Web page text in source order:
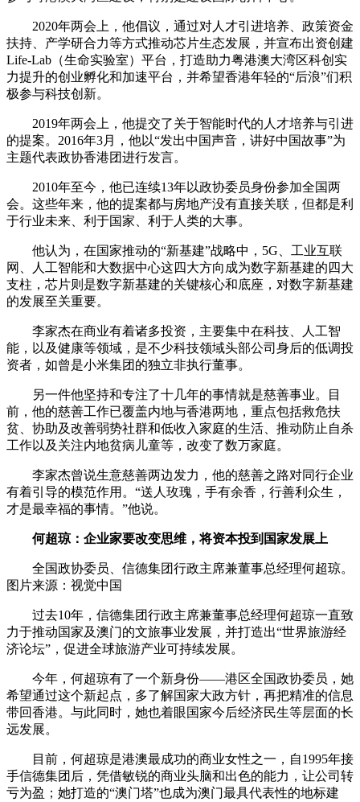
2020年两会上，他倡议，通过对人才引进培养、政策资金
扶持、产学研合力等方式推动芯片生态发展，并宣布出资创建
Life-Lab（生命实验室）平台，打造助力粤港澳大湾区科创实
力提升的创业孵化和加速平台，并希望香港年轻的“后浪”们积
极参与科技创新。
2019年两会上，他提交了关于智能时代的人才培养与引进
的提案。2016年3月，他以“发出中国声音，讲好中国故事”为
主题代表政协香港团进行发言。
2010年至今，他已连续13年以政协委员身份参加全国两
会。这些年来，他的提案都与房地产没有直接关联，但都是利
于行业未来、利于国家、利于人类的大事。
他认为，在国家推动的“新基建”战略中，5G、工业互联
网、人工智能和大数据中心这四大方向成为数字新基建的四大
支柱，芯片则是数字新基建的关键核心和底座，对数字新基建
的发展至关重要。
李家杰在商业有着诸多投资，主要集中在科技、人工智
能，以及健康等领域，是不少科技领域头部公司身后的低调投
资者，如曾是小米集团的独立非执行董事。
另一件他坚持和专注了十几年的事情就是慈善事业。目
前，他的慈善工作已覆盖内地与香港两地，重点包括救危扶
贫、协助及改善弱势社群和低收入家庭的生活、推动防止自杀
工作以及关注内地贫病儿童等，改变了数万家庭。
李家杰曾说生意慈善两边发力，他的慈善之路对同行企业
有着引导的模范作用。“送人玫瑰，手有余香，行善利众生，
才是最幸福的事情。”他说。
何超琼：企业家要改变思维，将资本投到国家发展上
全国政协委员、信德集团行政主席兼董事总经理何超琼。
图片来源：视觉中国
过去10年，信德集团行政主席兼董事总经理何超琼一直致
力于推动国家及澳门的文旅事业发展，并打造出“世界旅游经
济论坛”，促进全球旅游产业可持续发展。
今年，何超琼有了一个新身份——港区全国政协委员，她
希望通过这个新起点，多了解国家大政方针，再把精准的信息
带回香港。与此同时，她也着眼国家今后经济民生等层面的长
远发展。
目前，何超琼是港澳最成功的商业女性之一，自1995年接
手信德集团后，凭借敏锐的商业头脑和出色的能力，让公司转
亏为盈；她打造的“澳门塔”也成为澳门最具代表性的地标建